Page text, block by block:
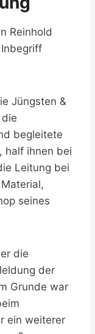
Reinhold
Jüngsten &
begleitete
half ihnen bei
Leitung bei
seines
die
der
Grunde war
ein weiterer